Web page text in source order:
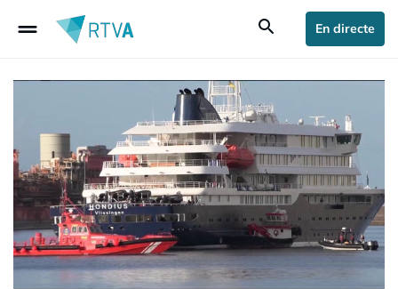
drag_handle search En directe